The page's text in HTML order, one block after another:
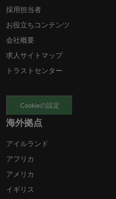
採用担当者
お役立ちコンテンツ
会社概要
求人サイトマップ
トラストセンター
Cookieの設定
海外拠点
アイルランド
アフリカ
アメリカ
イギリス